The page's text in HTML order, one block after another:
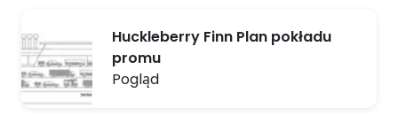
Huckleberry Finn Plan pokładu
promu
Pogląd